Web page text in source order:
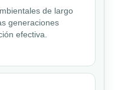
de largo
generaciones
efectiva.